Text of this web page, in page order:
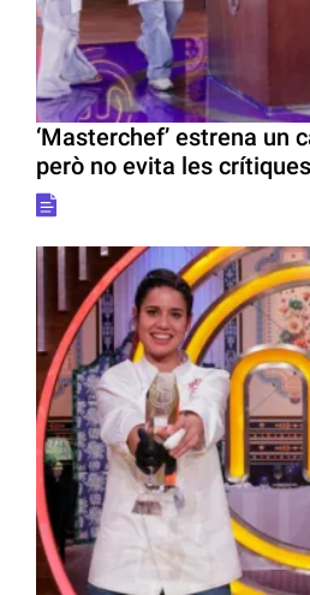
‘Masterchef’ estrena un
però no evita les crítiques